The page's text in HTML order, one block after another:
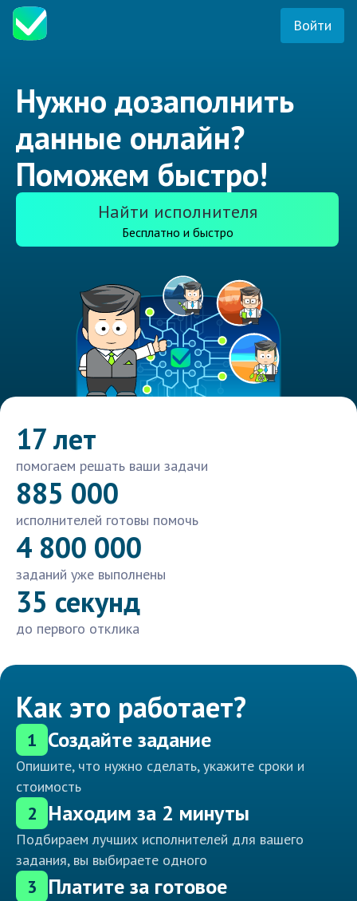
Войти
Нужно дозаполнить
данные онлайн?
Поможем быстро!
Найти исполнителя
Бесплатно и быстро
17 лет
помогаем решать ваши задачи
885 000
исполнителей готовы помочь
4 800 000
заданий уже выполнены
35 секунд
до первого отклика
Как это работает?
1 Создайте задание
Опишите, что нужно сделать, укажите сроки и
стоимость
2 Находим за 2 минуты
Подбираем лучших исполнителей для вашего
задания, вы выбираете одного
3 Платите за готовое